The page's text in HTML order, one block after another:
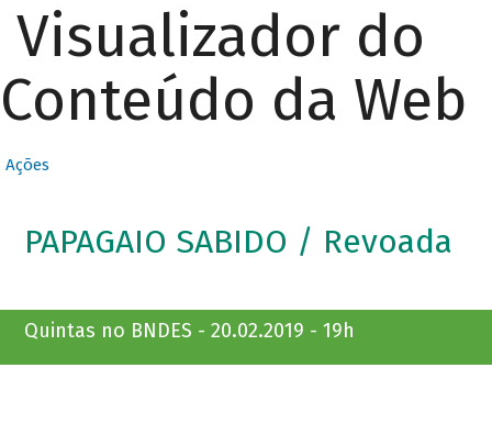
Visualizador do
Conteúdo da Web
Ações
PAPAGAIO SABIDO / Revoada
Quintas no BNDES - 20.02.2019 - 19h